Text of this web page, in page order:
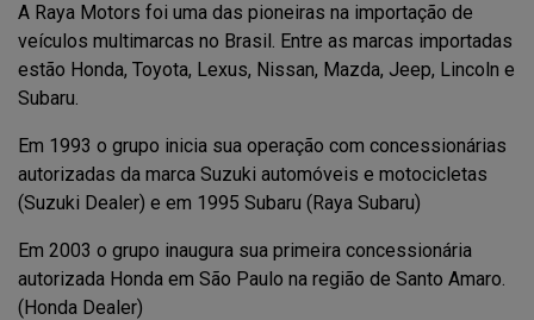
A Raya Motors foi uma das pioneiras na importação de
veículos multimarcas no Brasil. Entre as marcas importadas
estão Honda, Toyota, Lexus, Nissan, Mazda, Jeep, Lincoln e
Subaru.
Em 1993 o grupo inicia sua operação com concessionárias
autorizadas da marca Suzuki automóveis e motocicletas
(Suzuki Dealer) e em 1995 Subaru (Raya Subaru)
Em 2003 o grupo inaugura sua primeira concessionária
autorizada Honda em São Paulo na região de Santo Amaro.
(Honda Dealer)